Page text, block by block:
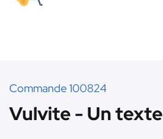
Commande 100824
Vulvite - Un texte